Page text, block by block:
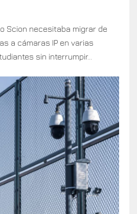
Scion necesitaba migrar de
a cámaras IP en varias
sin interrumpir...